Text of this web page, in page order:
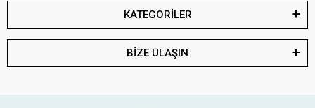
KATEGORİLER
BİZE ULAŞIN